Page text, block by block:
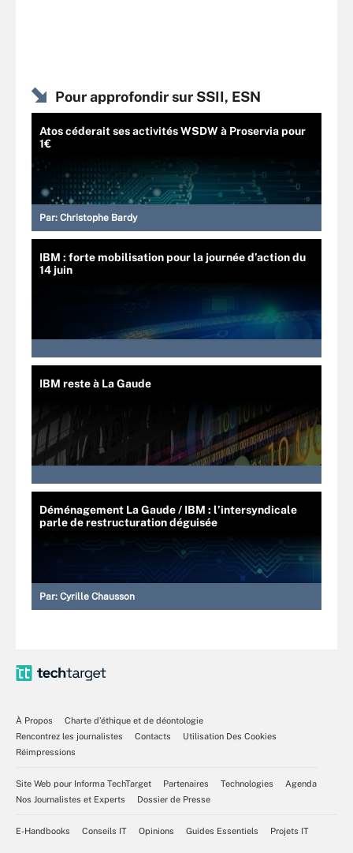
Pour approfondir sur SSII, ESN
Atos céderait ses activités WSDW à Proservia pour
1€
Par: Christophe Bardy
IBM : forte mobilisation pour la journée d’action du
14 juin
IBM reste à La Gaude
Déménagement La Gaude / IBM : l’intersyndicale
parle de restructuration déguisée
Par: Cyrille Chausson
À Propos
Charte d’éthique et de déontologie
Rencontrez les journalistes
Contacts
Utilisation Des Cookies
Réimpressions
Site Web pour Informa TechTarget Partenaires Technologies
Agenda
Nos Journalistes et Experts
Dossier de Presse
E-Handbooks Conseils IT Opinions Guides Essentiels Projets IT